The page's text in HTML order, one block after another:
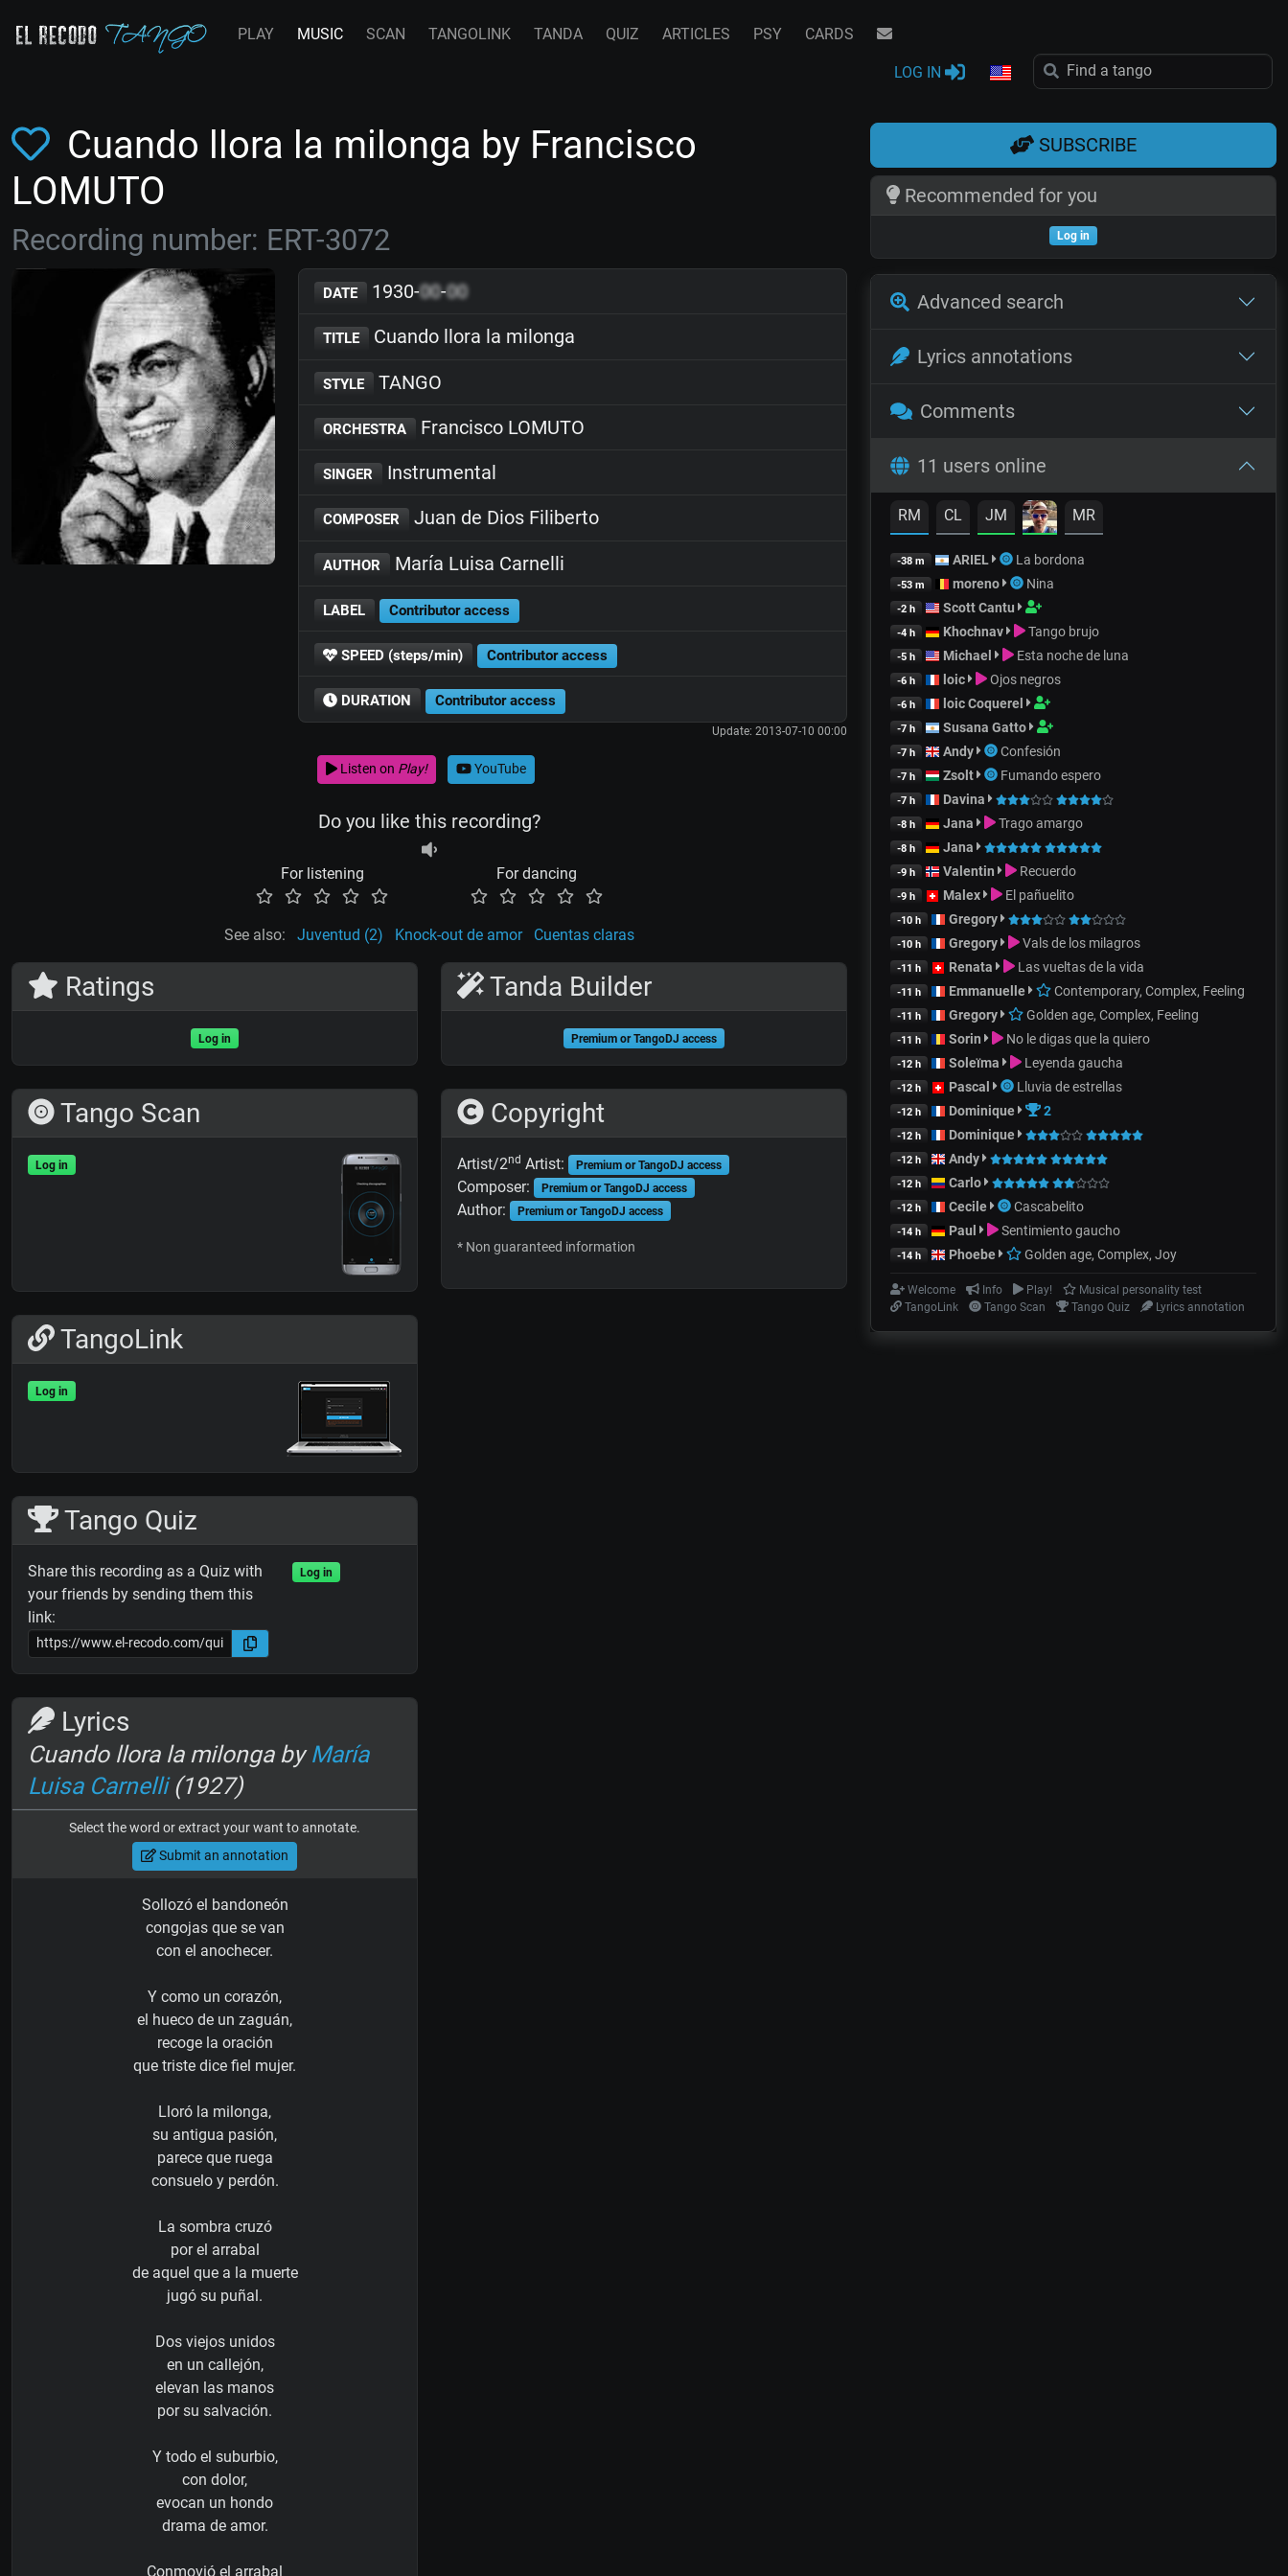
PLAY MUSIC SCAN TANGOLINK TANDA QUIZ ARTICLES PSY CARDS
LOG IN
Cuando llora la milonga by Francisco
LOMUTO
Recording number: ERT-3072
DATE 1930-00-00
TITLE Cuando llora la milonga
STYLE TANGO
ORCHESTRA Francisco LOMUTO
SINGER Instrumental
COMPOSER Juan de Dios Filiberto
AUTHOR María Luisa Carnelli
LABEL Contributor access
SPEED (steps/min) Contributor access
DURATION Contributor access
Update: 2013-07-10 00:00
Listen on Play! YouTube
Do you like this recording?
For listening For dancing
See also: Juventud (2) Knock-out de amor Cuentas claras
Ratings
Log in
Tango Scan
Log in
TangoLink
Log in
Tango Quiz
Share this recording as a Quiz with
your friends by sending them this
link:
Log in
Lyrics
Cuando llora la milonga byMaría
Luisa Carnelli(1927)
Select the word or extract your want to annotate.
Submit an annotation
Sollozó el bandoneón
congojas que se van
con el anochecer.
Y como un corazón,
el hueco de un zaguán,
recoge la oración
que triste dice fiel mujer.
Lloró la milonga,
su antigua pasión,
parece que ruega
consuelo y perdón.
La sombra cruzó
por el arrabal
de aquel que a la muerte
jugó su puñal.
Dos viejos unidos
en un callejón,
elevan las manos
por su salvación.
Y todo el suburbio,
con dolor,
evocan un hondo
drama de amor.
Conmovió el arrabal
Tanda Builder
Premium or TangoDJ access
Copyright
Artist/2nd Artist: Premium or TangoDJ access
Composer: Premium or TangoDJ access
Author: Premium or TangoDJ access
* Non guaranteed information
SUBSCRIBE
Recommended for you
Log in
Advanced search
Lyrics annotations
Comments
11 users online
RM CL JM MR
-38 m ARIEL La bordona
-53 m moreno Nina
-2 h Scott Cantu
-4 h Khochnav Tango brujo
-5 h Michael Esta noche de luna
-6 h loic Ojos negros
-6 h loic Coquerel
-7 h Susana Gatto
-7 h Andy Confesión
-7 h Zsolt Fumando espero
-7 h Davina
-8 h Jana Trago amargo
-8 h Jana
-9 h Valentin Recuerdo
-9 h Malex El pañuelito
-10 h Gregory
-10 h Gregory Vals de los milagros
-11 h Renata Las vueltas de la vida
-11 h Emmanuelle Contemporary, Complex, Feeling
-11 h Gregory Golden age, Complex, Feeling
-11 h Sorin No le digas que la quiero
-12 h Soleïma Leyenda gaucha
-12 h Pascal Lluvia de estrellas
-12 h Dominique 2
-12 h Dominique
-12 h Andy
-12 h Carlo
-12 h Cecile Cascabelito
-14 h Paul Sentimiento gaucho
-14 h Phoebe Golden age, Complex, Joy
Welcome Info Play!
Musical personality test
TangoLink
Tango Scan Tango Quiz Lyrics annotation